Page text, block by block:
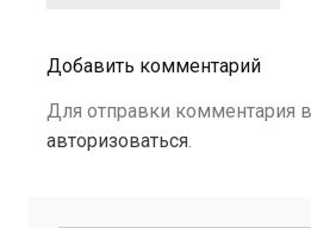
Добавить комментарий
Для отправки комментария
авторизоваться.